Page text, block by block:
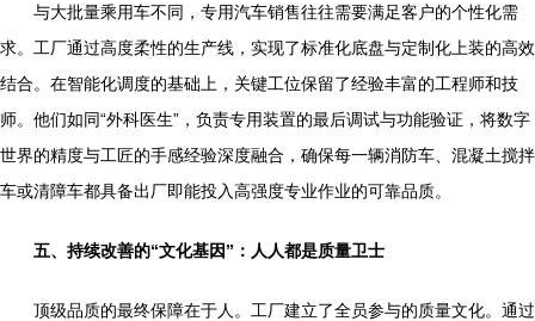
与大批量乘用车不同，专用汽车销售往往需要满足客户的个性化需
求。工厂通过高度柔性的生产线，实现了标准化底盘与定制化上装的高效
结合。在智能化调度的基础上，关键工位保留了经验丰富的工程师和技
师。他们如同“外科医生”，负责专用装置的最后调试与功能验证，将数字
世界的精度与工匠的手感经验深度融合，确保每一辆消防车、混凝土搅拌
车或清障车都具备出厂即能投入高强度专业作业的可靠品质。
五、持续改善的“文化基因”：人人都是质量卫士
顶级品质的最终保障在于人。工厂建立了全员参与的质量文化。通过